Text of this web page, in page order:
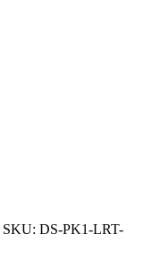
SKU: DS-PK1-LRT-